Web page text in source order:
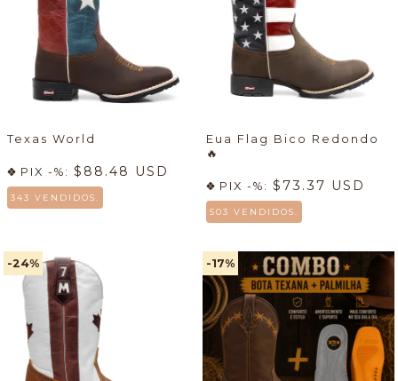
Texas World
PIX -%: $88.48 USD
343 VENDIDOS.
Eua Flag Bico Redondo
🔥
PIX -%: $73.37 USD
503 VENDIDOS.
-24% -17%